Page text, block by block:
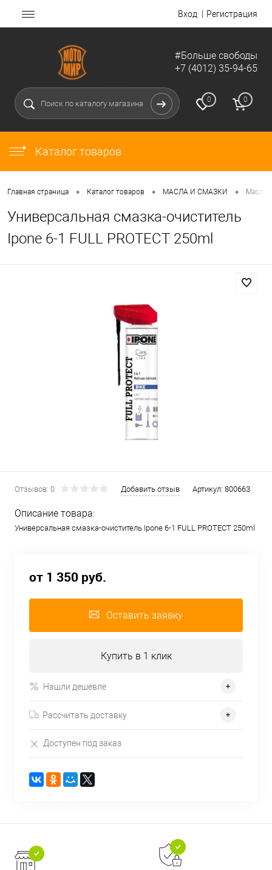
Вход Регистрация
#Больше свободы
+7 (4012) 35-94-65
0 0
Каталог товаров
Главная страница • Каталог товаров • МАСЛА И СМАЗКИ • Масла,
Универсальная смазка-очиститель
Ipone 6-1 FULL PROTECT 250ml
Отзывов: 0 Добавить отзыв Артикул: 800663
Описание товара:
Универсальная смазка-очиститель Ipone 6-1 FULL PROTECT 250ml
от 1 350 руб.
Оставить заявку
Купить в 1 клик
Нашли дешевле
Рассчитать доставку
Доступен под заказ